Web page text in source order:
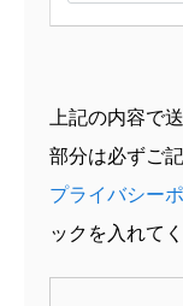
上記の内容で
部分は必ずご
プライバシー
ックを入れて